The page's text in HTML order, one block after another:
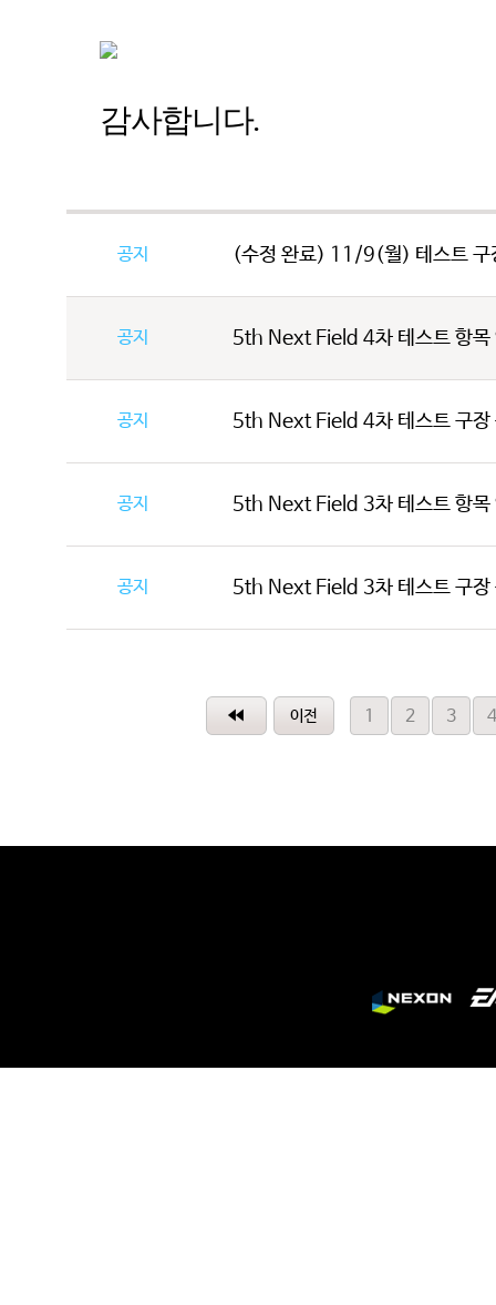
감사합니다.
공지 (수정 완료) 11/9(월) 테스트 구
공지 5th Next Field 4차 테스트 항목
공지 5th Next Field 4차 테스트 구장
공지 5th Next Field 3차 테스트 항목
공지 5th Next Field 3차 테스트 구장
1 2 3 4